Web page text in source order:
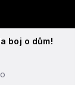
boj o dům!